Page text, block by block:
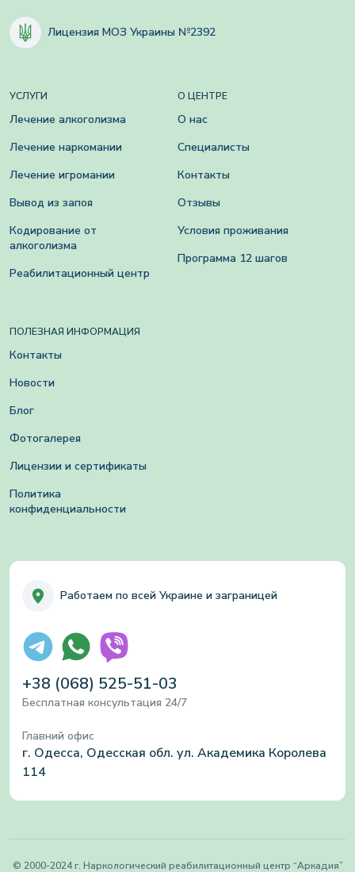
Лицензия МОЗ Украины №2392
УСЛУГИ
Лечение алкоголизма
Лечение наркомании
Лечение игромании
Вывод из запоя
Кодирование от
алкоголизма
Реабилитационный центр
О ЦЕНТРЕ
О нас
Специалисты
Контакты
Отзывы
Условия проживания
Программа 12 шагов
ПОЛЕЗНАЯ ИНФОРМАЦИЯ
Контакты
Новости
Блог
Фотогалерея
Лицензии и сертификаты
Политика
конфиденциальности
Работаем по всей Украине и заграницей
+38 (068) 525-51-03
Бесплатная консультация 24/7
Главний офис
г. Одесса, Одесская обл. ул. Академика Королева
114
© 2000-2024 г. Наркологический реабилитационный центр “Аркадия”